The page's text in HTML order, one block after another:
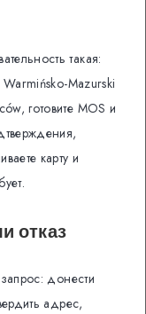
такая:
Warmińsko-Mazurski
готовите MOS и
карту и
отказ
донести
адрес,